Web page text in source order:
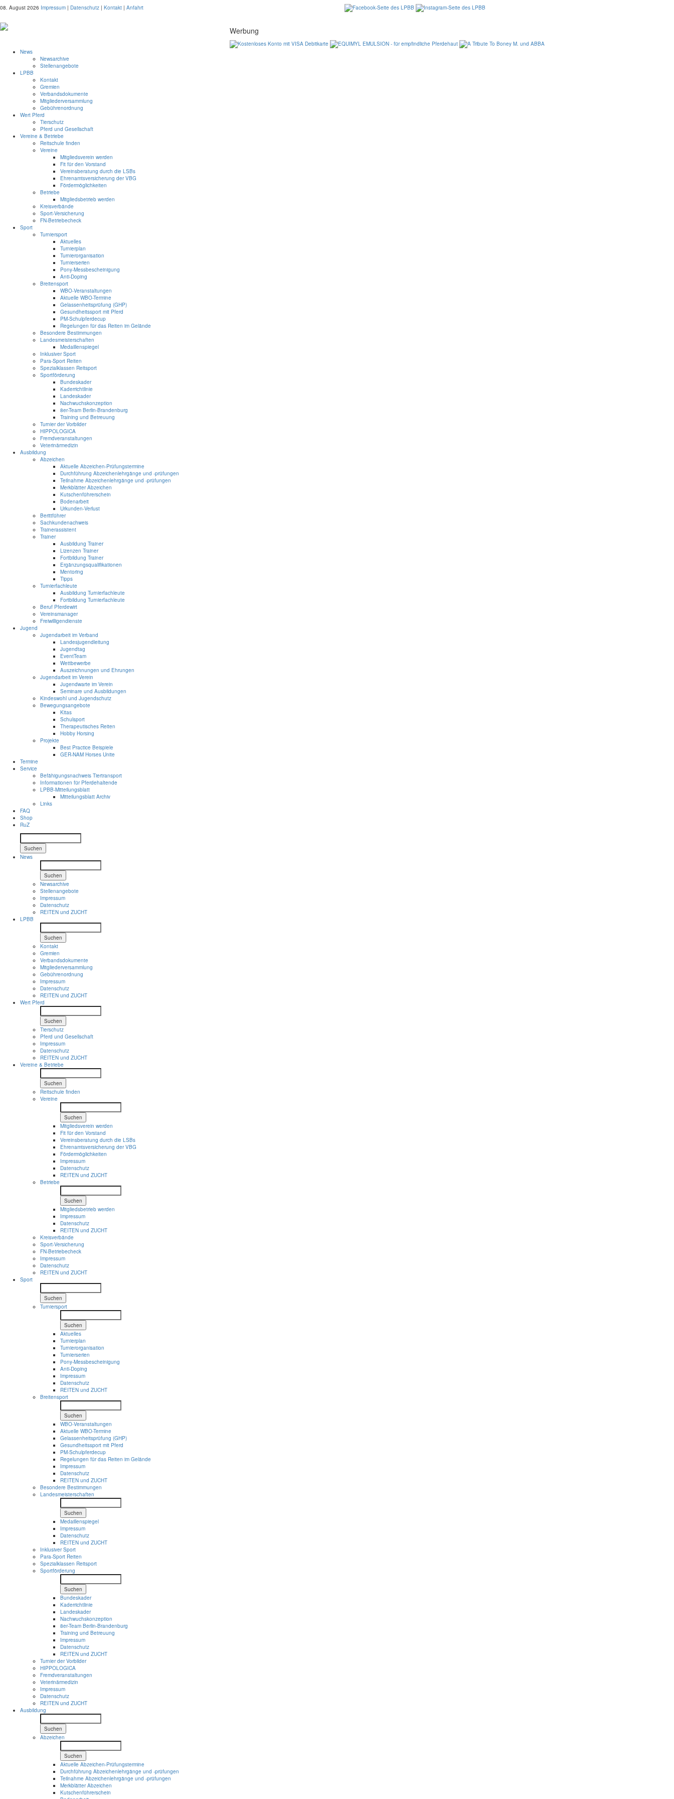
08. August 2026 Impressum | Datenschutz | Kontakt | Anfahrt
Werbung
News
Newsarchive
Stellenangebote
LPBB
Kontakt
Gremien
Verbandsdokumente
Mitgliederversammlung
Gebührenordnung
Wert Pferd
Tierschutz
Pferd und Gesellschaft
Vereine & Betriebe
Reitschule finden
Vereine
Mitgliedsverein werden
Fit für den Vorstand
Vereinsberatung durch die LSBs
Ehrenamtsversicherung der VBG
Fördermöglichkeiten
Betriebe
Mitgliedsbetrieb werden
Kreisverbände
Sport-Versicherung
FN-Betriebecheck
Sport
Turniersport
Aktuelles
Turnierplan
Turnierorganisation
Turnierserien
Pony-Messbescheinigung
Anti-Doping
Breitensport
WBO-Veranstaltungen
Aktuelle WBO-Termine
Gelassenheitsprüfung (GHP)
Gesundheitssport mit Pferd
PM-Schulpferdecup
Regelungen für das Reiten im Gelände
Besondere Bestimmungen
Landesmeisterschaften
Medaillenspiegel
Inklusiver Sport
Para-Sport Reiten
Spezialklassen Reitsport
Sportförderung
Bundeskader
Kaderrichtlinie
Landeskader
Nachwuchskonzeption
8er-Team Berlin-Brandenburg
Training und Betreuung
Turnier der Vorbilder
HIPPOLOGICA
Fremdveranstaltungen
Veterinärmedizin
Ausbildung
Abzeichen
Aktuelle Abzeichen-Prüfungstermine
Durchführung Abzeichenlehrgänge und -prüfungen
Teilnahme Abzeichenlehrgänge und -prüfungen
Merkblätter Abzeichen
Kutschenführerschein
Bodenarbeit
Urkunden-Verlust
Berittführer
Sachkundenachweis
Trainerassistent
Trainer
Ausbildung Trainer
Lizenzen Trainer
Fortbildung Trainer
Ergänzungsqualifikationen
Mentoring
Tipps
Turnierfachleute
Ausbildung Turnierfachleute
Fortbildung Turnierfachleute
Beruf Pferdewirt
Vereinsmanager
Freiwilligendienste
Jugend
Jugendarbeit im Verband
Landesjugendleitung
Jugendtag
EventTeam
Wettbewerbe
Auszeichnungen und Ehrungen
Jugendarbeit im Verein
Jugendwarte im Verein
Seminare und Ausbildungen
Kindeswohl und Jugendschutz
Bewegungsangebote
Kitas
Schulsport
Therapeutisches Reiten
Hobby Horsing
Projekte
Best Practice Beispiele
GER-NAM Horses Unite
Termine
Service
Befähigungsnachweis Tiertransport
Informationen für Pferdehaltende
LPBB-Mitteilungsblatt
Mitteilungsblatt Archiv
Links
FAQ
Shop
RuZ
Suchen
News
Suchen
Newsarchive
Stellenangebote
Impressum
Datenschutz
REITEN und ZUCHT
LPBB
Suchen
Kontakt
Gremien
Verbandsdokumente
Mitgliederversammlung
Gebührenordnung
Impressum
Datenschutz
REITEN und ZUCHT
Wert Pferd
Suchen
Tierschutz
Pferd und Gesellschaft
Impressum
Datenschutz
REITEN und ZUCHT
Vereine & Betriebe
Suchen
Reitschule finden
Vereine
Suchen
Mitgliedsverein werden
Fit für den Vorstand
Vereinsberatung durch die LSBs
Ehrenamtsversicherung der VBG
Fördermöglichkeiten
Impressum
Datenschutz
REITEN und ZUCHT
Betriebe
Suchen
Mitgliedsbetrieb werden
Impressum
Datenschutz
REITEN und ZUCHT
Kreisverbände
Sport-Versicherung
FN-Betriebecheck
Impressum
Datenschutz
REITEN und ZUCHT
Sport
Suchen
Turniersport
Suchen
Aktuelles
Turnierplan
Turnierorganisation
Turnierserien
Pony-Messbescheinigung
Anti-Doping
Impressum
Datenschutz
REITEN und ZUCHT
Breitensport
Suchen
WBO-Veranstaltungen
Aktuelle WBO-Termine
Gelassenheitsprüfung (GHP)
Gesundheitssport mit Pferd
PM-Schulpferdecup
Regelungen für das Reiten im Gelände
Impressum
Datenschutz
REITEN und ZUCHT
Besondere Bestimmungen
Landesmeisterschaften
Suchen
Medaillenspiegel
Impressum
Datenschutz
REITEN und ZUCHT
Inklusiver Sport
Para-Sport Reiten
Spezialklassen Reitsport
Sportförderung
Suchen
Bundeskader
Kaderrichtlinie
Landeskader
Nachwuchskonzeption
8er-Team Berlin-Brandenburg
Training und Betreuung
Impressum
Datenschutz
REITEN und ZUCHT
Turnier der Vorbilder
HIPPOLOGICA
Fremdveranstaltungen
Veterinärmedizin
Impressum
Datenschutz
REITEN und ZUCHT
Ausbildung
Suchen
Abzeichen
Suchen
Aktuelle Abzeichen-Prüfungstermine
Durchführung Abzeichenlehrgänge und -prüfungen
Teilnahme Abzeichenlehrgänge und -prüfungen
Merkblätter Abzeichen
Kutschenführerschein